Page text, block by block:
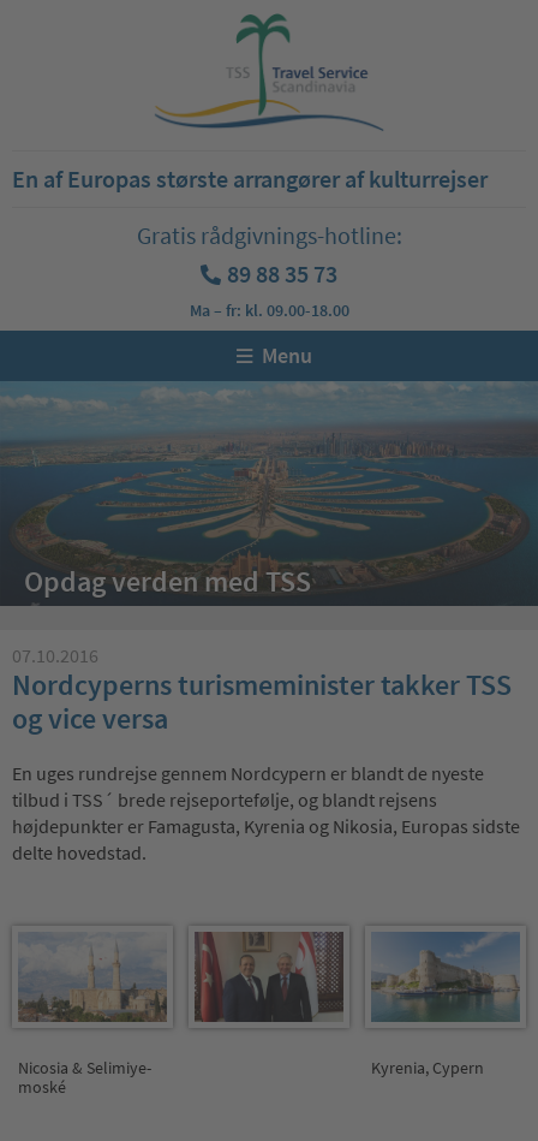
En af Europas største arrangører af kulturrejser
Gratis rådgivnings-hotline:
89 88 35 73
Ma – fr: kl. 09.00-18.00
Menu
Opdag verden med TSS
07.10.2016
Nordcyperns turismeminister takker TSS
og vice versa
En uges rundrejse gennem Nordcypern er blandt de nyeste
tilbud i TSS´ brede rejseportefølje, og blandt rejsens
højdepunkter er Famagusta, Kyrenia og Nikosia, Europas sidste
delte hovedstad.
Nicosia & Selimiye-
moské
Kyrenia, Cypern